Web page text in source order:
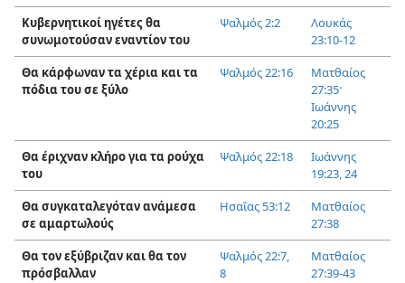
Κυβερνητικοί ηγέτες θα
συνωμοτούσαν εναντίον του
Ψαλμός 2:2
Λουκάς
23:10-12
Θα κάρφωναν τα χέρια και τα
πόδια του σε ξύλο
Ψαλμός 22:16
Ματθαίος
27:35·
Ιωάννης
20:25
Θα έριχναν κλήρο για τα ρούχα
του
Ψαλμός 22:18
Ιωάννης
19:23, 24
Θα συγκαταλεγόταν ανάμεσα
σε αμαρτωλούς
Ησαΐας 53:12
Ματθαίος
27:38
Θα τον εξύβριζαν και θα τον
πρόσβαλλαν
Ψαλμός 22:7,
8
Ματθαίος
27:39-43